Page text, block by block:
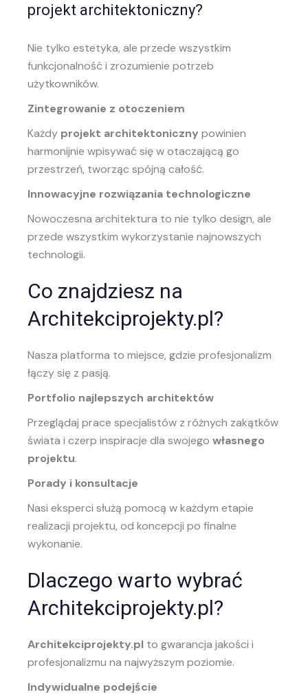
projekt architektoniczny?
Nie tylko estetyka, ale przede wszystkim
funkcjonalność i zrozumienie potrzeb
użytkowników.
Zintegrowanie z otoczeniem
Każdy projekt architektoniczny powinien
harmonijnie wpisywać się w otaczającą go
przestrzeń, tworząc spójną całość.
Innowacyjne rozwiązania technologiczne
Nowoczesna architektura to nie tylko design, ale
przede wszystkim wykorzystanie najnowszych
technologii.
Co znajdziesz na
Architekciprojekty.pl?
Nasza platforma to miejsce, gdzie profesjonalizm
łączy się z pasją.
Portfolio najlepszych architektów
Przeglądaj prace specjalistów z różnych zakątków
świata i czerp inspiracje dla swojegowłasnego
projektu.
Porady i konsultacje
Nasi eksperci służą pomocą w każdym etapie
realizacji projektu, od koncepcji po finalne
wykonanie.
Dlaczego warto wybrać
Architekciprojekty.pl?
Architekciprojekty.pl to gwarancja jakości i
profesjonalizmu na najwyższym poziomie.
Indywidualne podejście